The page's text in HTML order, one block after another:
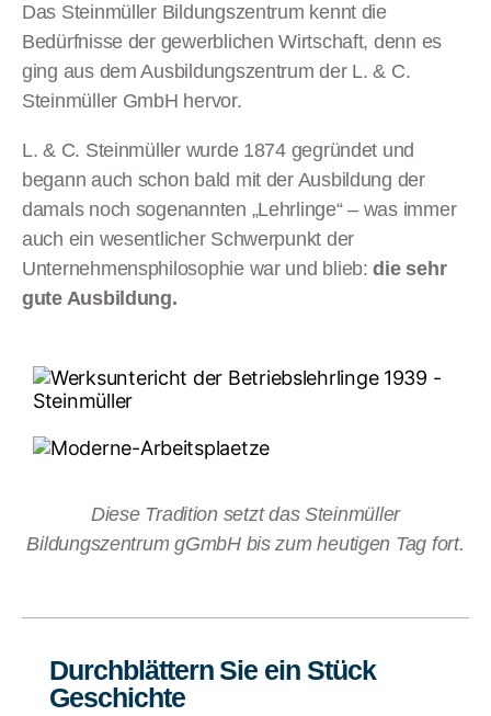
Das Steinmüller Bildungszentrum kennt die
Bedürfnisse der gewerblichen Wirtschaft, denn es
ging aus dem Ausbildungszentrum der L. & C.
Steinmüller GmbH hervor.
L. & C. Steinmüller wurde 1874 gegründet und
begann auch schon bald mit der Ausbildung der
damals noch sogenannten „Lehrlinge“ – was immer
auch ein wesentlicher Schwerpunkt der
Unternehmensphilosophie war und blieb:die sehr
gute Ausbildung.
Diese Tradition setzt das Steinmüller
Bildungszentrum gGmbH bis zum heutigen Tag fort.
Durchblättern Sie ein Stück
Geschichte